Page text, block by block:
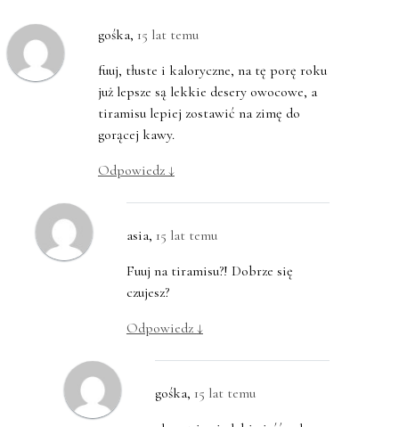
gośka, 15 lat temu
fuuj, tłuste i kaloryczne, na tę porę roku
już lepsze są lekkie desery owocowe, a
tiramisu lepiej zostawić na zimę do
gorącej kawy.
Odpowiedz ↓
asia, 15 lat temu
Fuuj na tiramisu?! Dobrze się
czujesz?
Odpowiedz ↓
gośka, 15 lat temu